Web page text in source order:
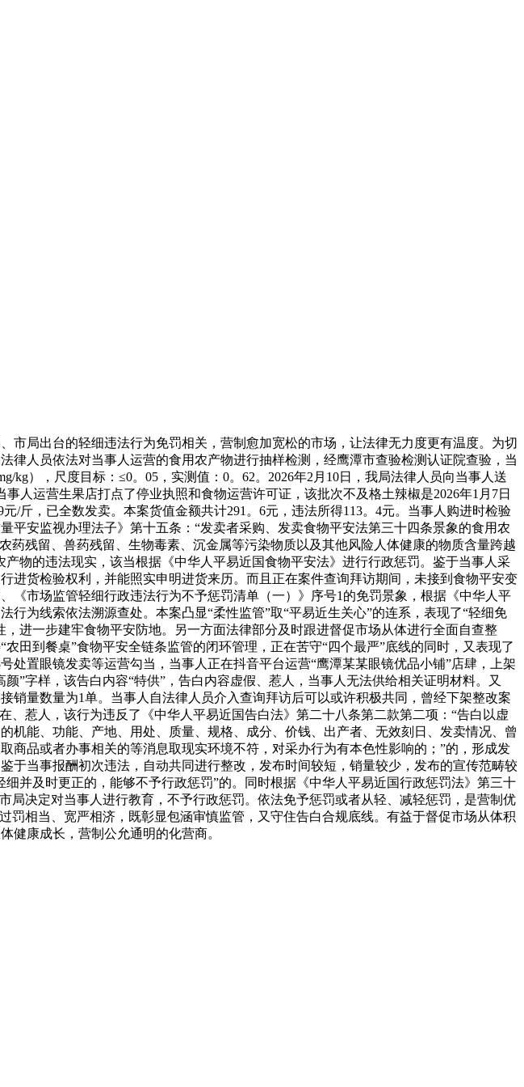
局出台的轻细违法行为免罚相关，营制愈加宽松的市场，让法律无力度更有温度。为切
律人员依法对当事人运营的食用农产物进行抽样检测，经鹰潭市查验检测认证院查验，当
），尺度目标：≤0。05，实测值：0。62。2026年2月10日，我局法律人员向当事人送
人运营生果店打点了停业执照和食物运营许可证，该批次不及格土辣椒是2026年1月7日
/斤，已全数发卖。本案货值金额共计291。6元，违法所得113。4元。当事人购进时检验
安监视办理法子》第十五条：“发卖者采购、发卖食物平安法第三十四条景象的食用农
残留、兽药残留、生物毒素、沉金属等污染物质以及其他风险人体健康的物质含量跨越
物的违法现实，该当根据《中华人平易近国食物平安法》进行行政惩罚。鉴于当事人采
货检验权利，并能照实申明进货来历。而且正在案件查询拜访期间，未接到食物平安变
市场监管轻细行政违法行为不予惩罚清单（一）》序号1的免罚景象，根据《中华人平
为线索依法溯源查处。本案凸显“柔性监管”取“平易近生关心”的连系，表现了“轻细免
进一步建牢食物平安防地。另一方面法律部分及时跟进督促市场从体进行全面自查整
田到餐桌”食物平安全链条监管的闭环管理，正在苦守“四个最严”底线的同时，又表现了
置眼镜发卖等运营勾当，当事人正在抖音平台运营“鹰潭某某眼镜优品小铺”店肆，上架
”字样，该告白内容“特供”，告白内容虚假、惹人，当事人无法供给相关证明材料。又
销量数量为1单。当事人自法律人员介入查询拜访后可以或许积极共同，曾经下架整改案
惹人，该行为违反了《中华人平易近国告白法》第二十八条第二款第二项：“告白以虚
能、功能、产地、用处、质量、规格、成分、价钱、出产者、无效刻日、发卖情况、曾
品或者办事相关的等消息取现实环境不符，对采办行为有本色性影响的；”的，形成发
当事报酬初次违法，自动共同进行整改，发布时间较短，销量较少，发布的宣传范畴较
并及时更正的，能够不予行政惩罚”的。同时根据《中华人平易近国行政惩罚法》第三十
决定对当事人进行教育，不予行政惩罚。依法免予惩罚或者从轻、减轻惩罚，是营制优
相当、宽严相济，既彰显包涵审慎监管，又守住告白合规底线。有益于督促市场从体积
健康成长，营制公允通明的化营商。